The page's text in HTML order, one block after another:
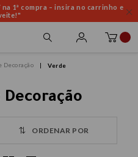
na 1ª compra – insira no carrinho e
Decoração Verde
ORDENAR POR